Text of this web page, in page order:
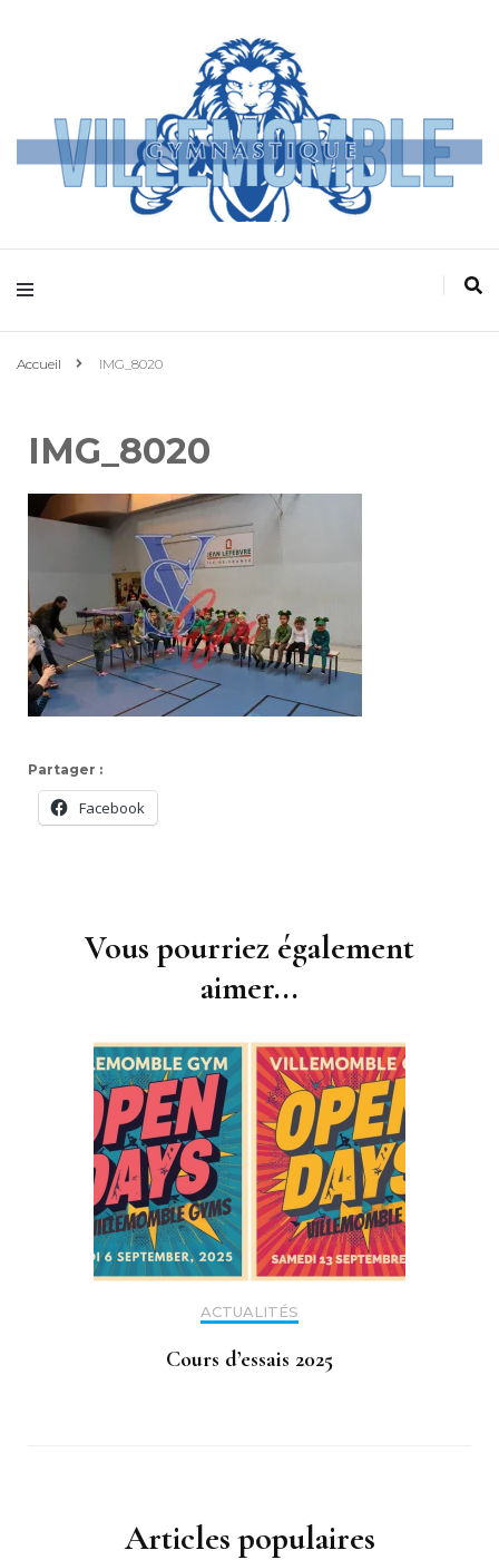
Villemomble
Gymnastique
Accueil IMG_8020
IMG_8020
Partager :
Facebook
Vous pourriez également
aimer...
ACTUALITÉS
Cours d’essais 2025
Articles populaires